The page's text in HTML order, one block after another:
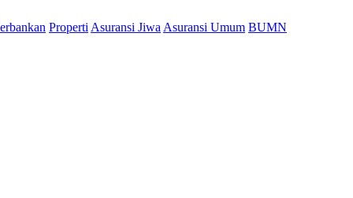
Properti Asuransi Jiwa Asuransi Umum BUMN